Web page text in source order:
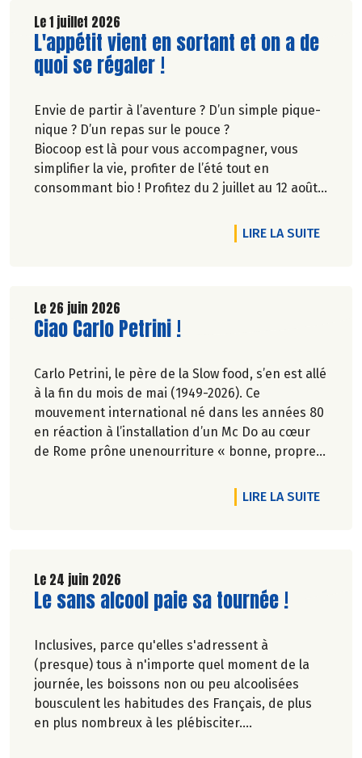
Le 1 juillet 2026
Lire la suite de l'article
L'appétit vient en sortant et on a de
quoi se régaler !
Envie de partir à l’aventure ? D’un simple pique-
nique ? D’un repas sur le pouce ?
Biocoop est là pour vous accompagner, vous
simplifier la vie, profiter de l’été tout en
consommant bio ! Profitez du 2 juillet au 12 août
LIRE LA SUITEDE
Le 26 juin 2026
Lire la suite de l'article
Ciao Carlo Petrini !
Carlo Petrini, le père de la Slow food, s’en est allé
à la fin du mois de mai (1949-2026). Ce
mouvement international né dans les années 80
en réaction à l’installation d’un Mc Do au cœur
de Rome prône unenourriture « bonne, propre
republions ici l’entretien qu’il avait accordé
àCulture Bioen 2018,et qui reste totalement
LIRE LA SUITEDE
Le 24 juin 2026
Lire la suite de l'article
Le sans alcool paie sa tournée !
Inclusives, parce qu'elles s'adressent à
(presque) tous à n'importe quel moment de la
journée, les boissons non ou peu alcoolisées
bousculent les habitudes des Français, de plus
en plus nombreux à les plébisciter.